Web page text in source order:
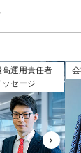
高運用責任者
ッセージ